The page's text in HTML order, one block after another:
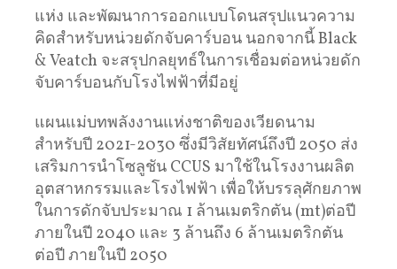
แห่ง และพัฒนาการออกแบบโดนสรุปแนวความ
คิดสำหรับหน่วยดักจับคาร์บอน นอกจากนี้ Black
& Veatch จะสรุปกลยุทธ์ในการเชื่อมต่อหน่วยดัก
จับคาร์บอนกับโรงไฟฟ้าที่มีอยู่
แผนแม่บทพลังงานแห่งชาติของเวียดนาม
สำหรับปี 2021-2030 ซึ่งมีวิสัยทัศน์ถึงปี 2050 ส่ง
เสริมการนำโซลูชัน CCUS มาใช้ในโรงงานผลิต
อุตสาหกรรมและโรงไฟฟ้า เพื่อให้บรรลุศักยภาพ
ในการดักจับประมาณ 1 ล้านเมตริกตัน (mt)ต่อปี
ภายในปี 2040 และ 3 ล้านถึง 6 ล้านเมตริกตัน
ต่อปี ภายในปี 2050